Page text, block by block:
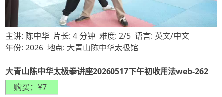
主讲: 陈中华 片长: 4 分钟 难度: 2/5 语言: 英文/中文
年份: 2026 地点: 大青山陈中华太极馆
大青山陈中华太极拳讲座20260517下午初收用法web-262